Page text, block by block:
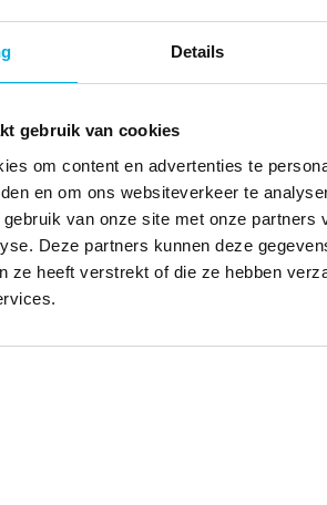
Details
gebruik van cookies
om content en advertenties te
en om ons websiteverkeer te
van onze site met onze partners
Deze partners kunnen deze
ze heeft verstrekt of die ze hebben
voor
extra
te
H2 of
Batenburg realiseert
laadinfrastructuur voor de
elektrificatie van uw
wagenpark, zowel voor
auto, bus als
vrachtwagen.